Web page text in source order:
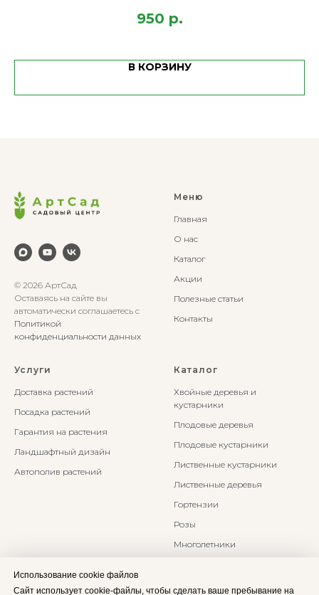
950 р.
В КОРЗИНУ
© 2026 АртСад
Оставаясь на сайте вы
автоматически соглашаетесь с
Политикой
конфиденциальности данных
Меню
Главная
О нас
Каталог
Акции
Полезные статьи
Контакты
Услуги
Доставка растений
Посадка растений
Гарантия на растения
Ландшафтный дизайн
Автополив растений
Каталог
Хвойные деревья и
кустарники
Плодовые деревья
Плодовые кустарники
Лиственные кустарники
Лиственные деревья
Гортензии
Розы
Многолетники
Использование cookie файлов
Сайт использует cookie-файлы, чтобы сделать ваше пребывание на